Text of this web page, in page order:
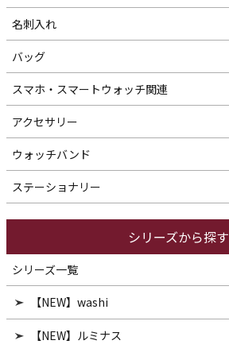
名刺入れ
バッグ
スマホ・スマートウォッチ関連
アクセサリー
ウォッチバンド
ステーショナリー
シリーズから探す
シリーズ一覧
【NEW】washi
【NEW】ルミナス